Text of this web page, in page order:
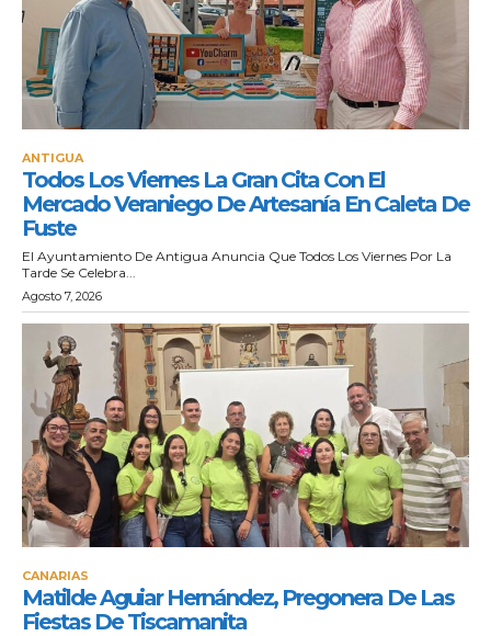
ANTIGUA
Todos Los Viernes La Gran Cita Con El
Mercado Veraniego De Artesanía En Caleta De
Fuste
El Ayuntamiento De Antigua Anuncia Que Todos Los Viernes Por La
Tarde Se Celebra...
Agosto 7, 2026
CANARIAS
Matilde Aguiar Hernández, Pregonera De Las
Fiestas De Tiscamanita